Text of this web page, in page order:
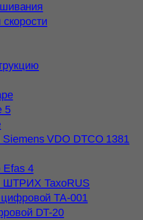
5
VDO DTCO 1381
Efas 4
ШТРИХ ТахоRUS
ТА-001
DT-20